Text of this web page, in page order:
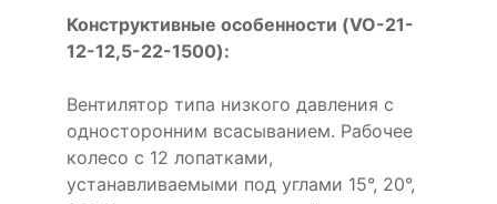
Конструктивные особенности (VO-21-
12-12,5-22-1500):
Вентилятор типа низкого давления с
односторонним всасыванием. Рабочее
колесо с 12 лопатками,
устанавливаемыми под углами 15°, 20°,